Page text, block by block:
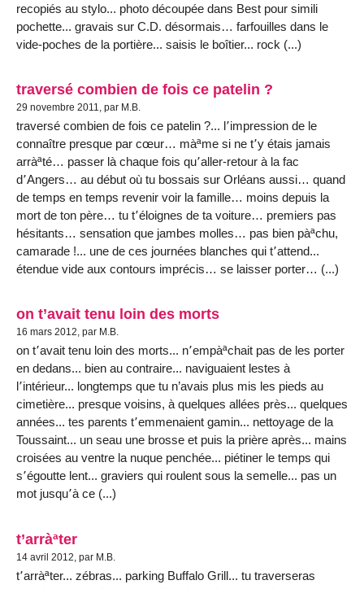
recopiés au stylo... photo découpée dans Best pour simili
pochette... gravais sur C.D. désormais… farfouilles dans le
vide-poches de la portière... saisis le boîtier... rock (...)
traversé combien de fois ce patelin ?
29 novembre 2011, par M.B.
traversé combien de fois ce patelin ?... l՚impression de le
connaître presque par cœur… màªme si ne t՚y étais jamais
arràªté… passer là chaque fois qu՚aller-retour à la fac
d՚Angers… au début où tu bossais sur Orléans aussi… quand
de temps en temps revenir voir la famille… moins depuis la
mort de ton père… tu t՚éloignes de ta voiture… premiers pas
hésitants… sensation que jambes molles… pas bien pàªchu,
camarade !... une de ces journées blanches qui t՚attend...
étendue vide aux contours imprécis… se laisser porter… (...)
on t’avait tenu loin des morts
16 mars 2012, par M.B.
on t՚avait tenu loin des morts... n՚empàªchait pas de les porter
en dedans... bien au contraire... naviguaient lestes à
l՚intérieur... longtemps que tu n’avais plus mis les pieds au
cimetière... presque voisins, à quelques allées près... quelques
années... tes parents t՚emmenaient gamin... nettoyage de la
Toussaint... un seau une brosse et puis la prière après... mains
croisées au ventre la nuque penchée... piétiner le temps qui
s՚égoutte lent... graviers qui roulent sous la semelle... pas un
mot jusqu՚à ce (...)
t’arràªter
14 avril 2012, par M.B.
t՚arràªter... zébras... parking Buffalo Grill... tu traverseras